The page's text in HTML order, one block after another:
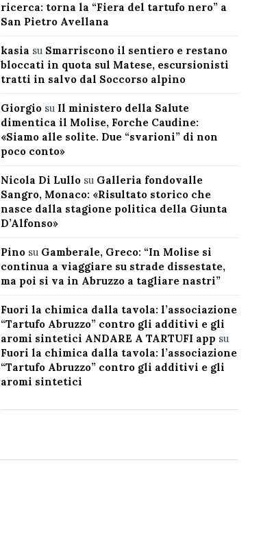
ricerca: torna la “Fiera del tartufo nero” a
San Pietro Avellana
kasia su Smarriscono il sentiero e restano
bloccati in quota sul Matese, escursionisti
tratti in salvo dal Soccorso alpino
Giorgiosu Il ministero della Salute
dimentica il Molise, Forche Caudine:
«Siamo alle solite. Due “svarioni” di non
poco conto»
Nicola Di Lullosu Galleria fondovalle
Sangro, Monaco: «Risultato storico che
nasce dalla stagione politica della Giunta
D’Alfonso»
Pinosu Gamberale, Greco: “In Molise si
continua a viaggiare su strade dissestate,
ma poi si va in Abruzzo a tagliare nastri”
Fuori la chimica dalla tavola: l’associazione
“Tartufo Abruzzo” contro gli additivi e gli
aromi sintetici ANDARE A TARTUFI app su
Fuori la chimica dalla tavola: l’associazione
“Tartufo Abruzzo” contro gli additivi e gli
aromi sintetici